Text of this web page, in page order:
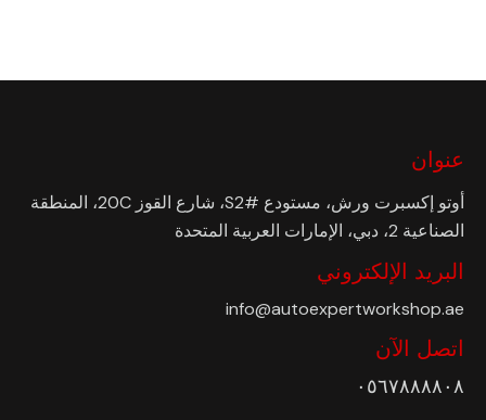
عنوان
أوتو إكسبرت ورش، مستودع #S2، شارع القوز 20C، المنطقة
الصناعية 2، دبي، الإمارات العربية المتحدة
البريد الإلكتروني
info@autoexpertworkshop.ae
اتصل الآن
٠٥٦٧٨٨٨٨٠٨